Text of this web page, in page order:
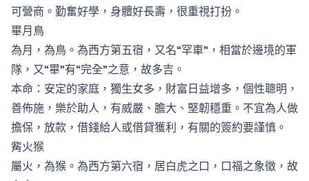
可營商。勤奮好學，身體好長壽，很重視打扮。
畢月鳥
為月，為鳥。為西方第五宿，又名“罕車”，相當於邊境的軍
隊，又“畢”有“完全”之意，故多吉。
本命：安定的家庭，獨生女多，財富日益增多，個性聰明，
善佈施，樂於助人，有威嚴、膽大、堅韌穩重。不宜為人做
擔保，放款，借錢給人或借貸獲利，有關的簽約要謹慎。
觜火猴
屬火，為猴。為西方第六宿，居白虎之口，口福之象徵，故